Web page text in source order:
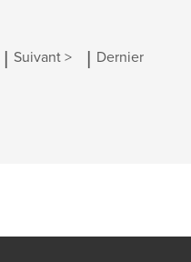
| Suivant > | Dernier